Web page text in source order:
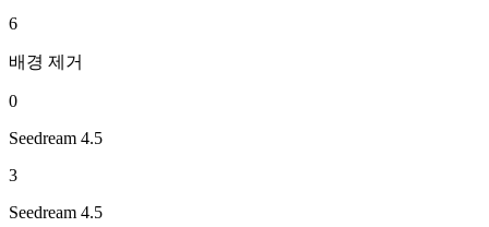
6
배경 제거
0
Seedream 4.5
3
Seedream 4.5